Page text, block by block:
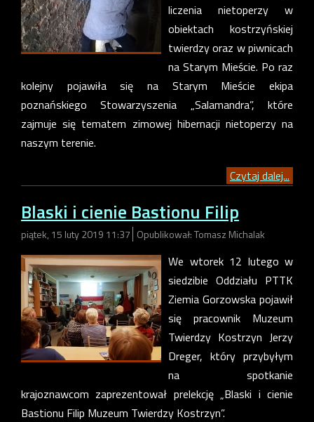
liczenia nietoperzy w
obiektach kostrzyńskiej
twierdzy oraz w piwnicach
na Starym Mieście. Po raz
kolejny pojawiła się na Starym Mieście ekipa
poznańskiego Stowarzyszenia „Salamandra”, które
zajmuje się tematem zimowej hibernacji nietoperzy na
naszym terenie.
Czytaj dalej...
Blaski i cienie Bastionu Filip
piątek, 15 luty 2019 11:37 Opublikował: Tomasz Michalak
We wtorek 12 lutego w
siedzibie Oddziału PTTK
Ziemia Gorzowska pojawił
się pracownik Muzeum
Twierdzy Kostrzyn Jerzy
Dreger, który przybyłym
na spotkanie
krajoznawcom zaprezentował prelekcję „Blaski i cienie
Bastionu Filip Muzeum Twierdzy Kostrzyn”.